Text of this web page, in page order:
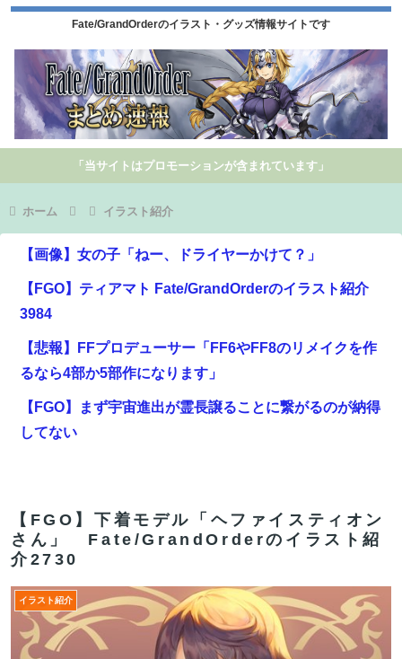
Fate/GrandOrderのイラスト・グッズ情報サイトです
「当サイトはプロモーションが含まれています」
ホーム イラスト紹介
【画像】女の子「ねー、ドライヤーかけて？」
【FGO】ティアマト Fate/GrandOrderのイラスト紹介
3984
【悲報】FFプロデューサー「FF6やFF8のリメイクを作
るなら4部か5部作になります」
【FGO】まず宇宙進出が霊長譲ることに繋がるのが納得
してない
ームってあるんだっけ？
【速報】パさん「平和を願う式典なのに防弾ガラスと防
弾バッグSP」安倍元首相の悲劇や石破前首相も同環境
だったことは忘れる
【FGO】まず宇宙進出が霊長譲ることに繋がるのが納得
【FGO】下着モデル「ヘファイスティオン
さん」 Fate/GrandOrderのイラスト紹
介2730
イラスト紹介